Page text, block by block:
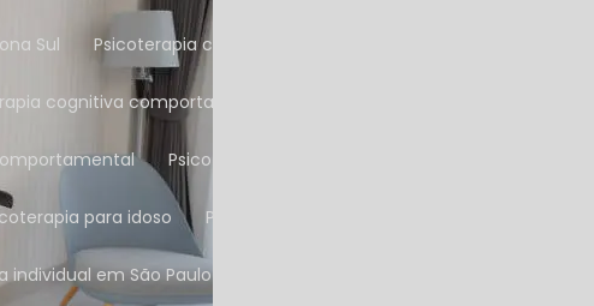
Sul Psicoterapia cognitiva comportamental
cognitiva comportamental na Zona Sul
Psicoterapia comportamental infantil
para idoso
individual em São Paulo